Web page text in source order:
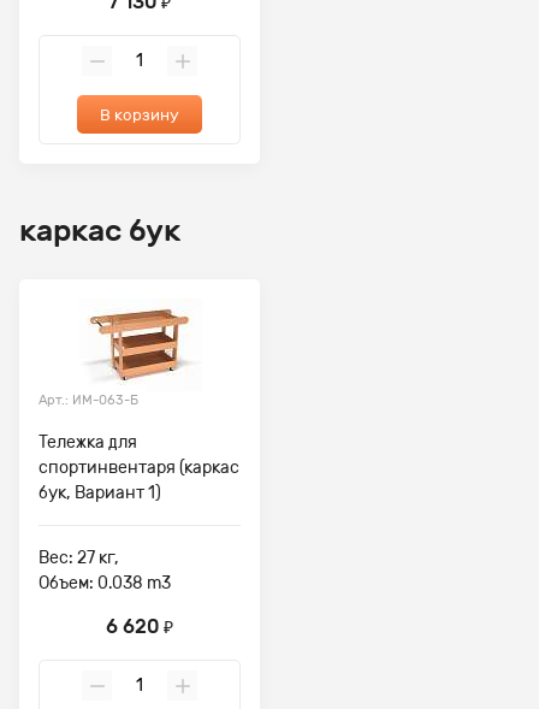
В корзину
каркас бук
Арт.: ИМ-063-Б
Тележка для
спортинвентаря (каркас
бук, Вариант 1)
Вес: 27 кг,
Объем: 0.038 m3
6 620 ₽